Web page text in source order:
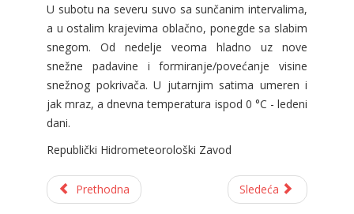
U subotu na severu suvo sa sunčanim intervalima,
a u ostalim krajevima oblačno, ponegde sa slabim
snegom. Od nedelje veoma hladno uz nove
snežne padavine i formiranje/povećanje visine
snežnog pokrivača. U jutarnjim satima umeren i
jak mraz, a dnevna temperatura ispod 0 °C - ledeni
dani.
Republički Hidrometeorološki Zavod
Prethodna Sledeća